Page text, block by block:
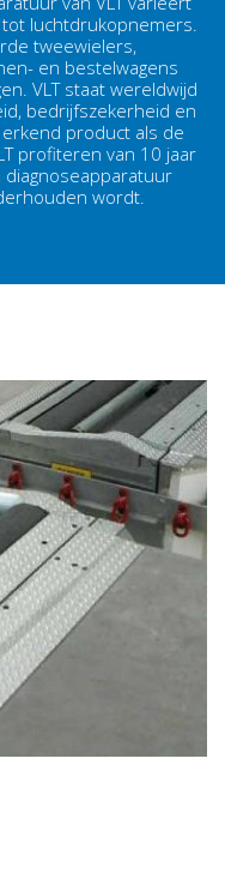
luchtdrukopnemers.
tweewielers,
en bestelwagens
VLT staat wereldwijd
bedrijfszekerheid en
product als de
profiteren van 10 jaar
wordt.